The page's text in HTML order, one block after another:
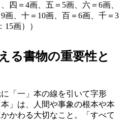
四＝4画、五＝5画、六＝6画、
画、十＝10画、百＝6画、千＝3
画））
る書物の重要性と
「一」本の線を引いて字形
」は、人間や事象の根本や本
かわる大切なこと。「すべて